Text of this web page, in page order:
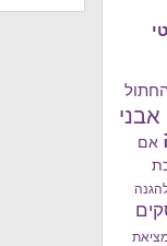
אבני
אם